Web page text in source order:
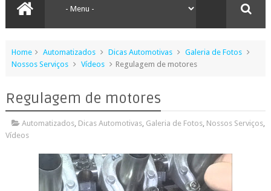
Home Automatizados Dicas Automotivas
Galeria de Fotos
Nossos Serviços
Vídeos Regulagem de motores
Regulagem de motores
Automatizados, Dicas Automotivas, Galeria de Fotos, Nossos Serviços,
Vídeos